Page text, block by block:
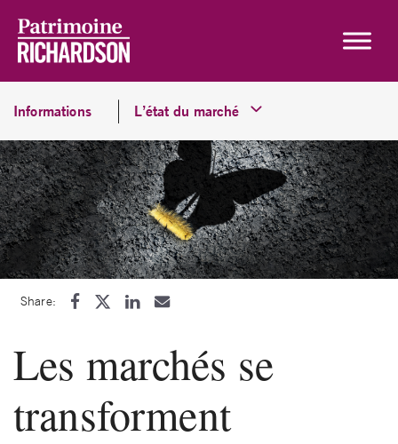
Informations L’état du marché
Share:
Les marchés se
transforment